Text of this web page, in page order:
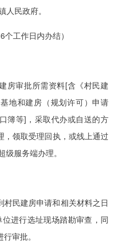
民政府。
工作日内办结）
房审批所需资料[含《村民建
地和建房（规划许可）申请
簿等]，采取代办或自送的方
领取受理回执，或线上通过
级服务端办理。
村民建房申请和相关材料之日
进行选址现场踏勘审查，同
审批。